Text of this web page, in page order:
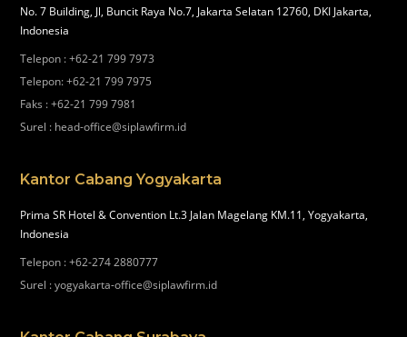
No. 7 Building, Jl, Buncit Raya No.7, Jakarta Selatan 12760, DKI Jakarta,
Indonesia
Telepon :+62-21 799 7973
Telepon:+62-21 799 7975
Faks :+62-21 799 7981
Surel : head-office@siplawfirm.id
Kantor Cabang Yogyakarta
Prima SR Hotel & Convention Lt.3 Jalan Magelang KM.11, Yogyakarta,
Indonesia
Telepon :+62-274 2880777
Surel :yogyakarta-office@siplawfirm.id